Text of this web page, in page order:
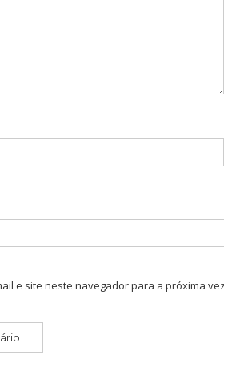
e site neste navegador para a próxima vez